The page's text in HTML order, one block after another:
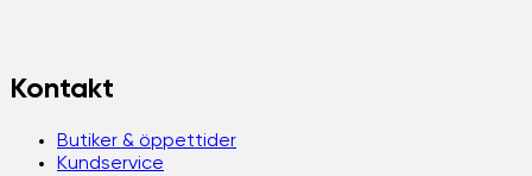
Kontakt
Butiker & öppettider
Kundservice